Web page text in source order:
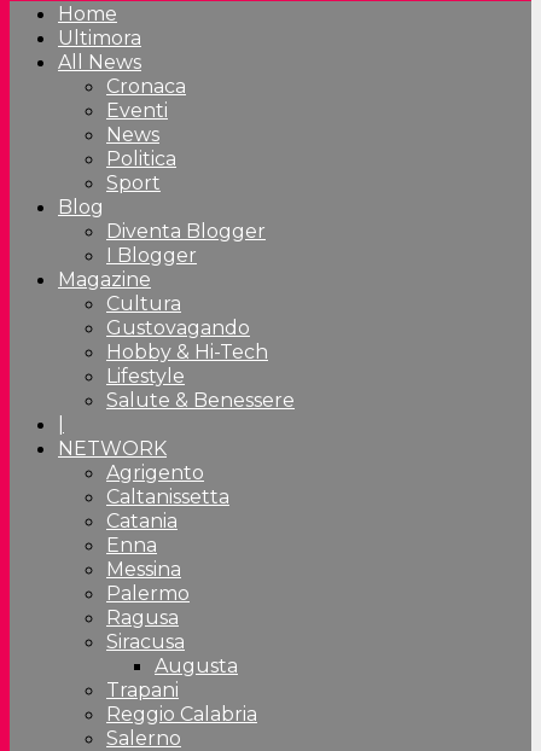
Home
Ultimora
All News
Cronaca
Eventi
News
Politica
Sport
Blog
Diventa Blogger
I Blogger
Magazine
Cultura
Gustovagando
Hobby & Hi-Tech
Lifestyle
Salute & Benessere
NETWORK
Agrigento
Caltanissetta
Catania
Enna
Messina
Palermo
Ragusa
Siracusa
Augusta
Trapani
Reggio Calabria
Salerno